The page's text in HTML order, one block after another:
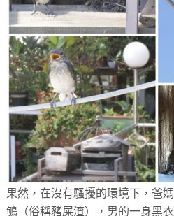
果然，在沒有騷擾的環境下，爸
鴝（俗稱豬屎渣），男的一身黑